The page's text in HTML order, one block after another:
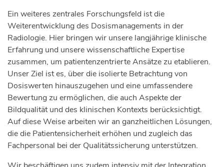
Ein weiteres zentrales Forschungsfeld ist die
Weiterentwicklung des Dosismanagements in der
Radiologie. Hier bringen wir unsere langjährige klinische
Erfahrung und unsere wissenschaftliche Expertise
zusammen, um patientenzentrierte Ansätze zu etablieren.
Unser Ziel ist es, über die isolierte Betrachtung von
Dosiswerten hinauszugehen und eine umfassendere
Bewertung zu ermöglichen, die auch Aspekte der
Bildqualität und des klinischen Kontexts berücksichtigt.
Auf diese Weise arbeiten wir an ganzheitlichen Lösungen,
die die Patientensicherheit erhöhen und zugleich das
Fachpersonal bei der Qualitätssicherung unterstützen.